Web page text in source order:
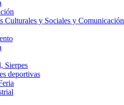
Culturales y Sociales y Comunicación
Sierpes
deportivas